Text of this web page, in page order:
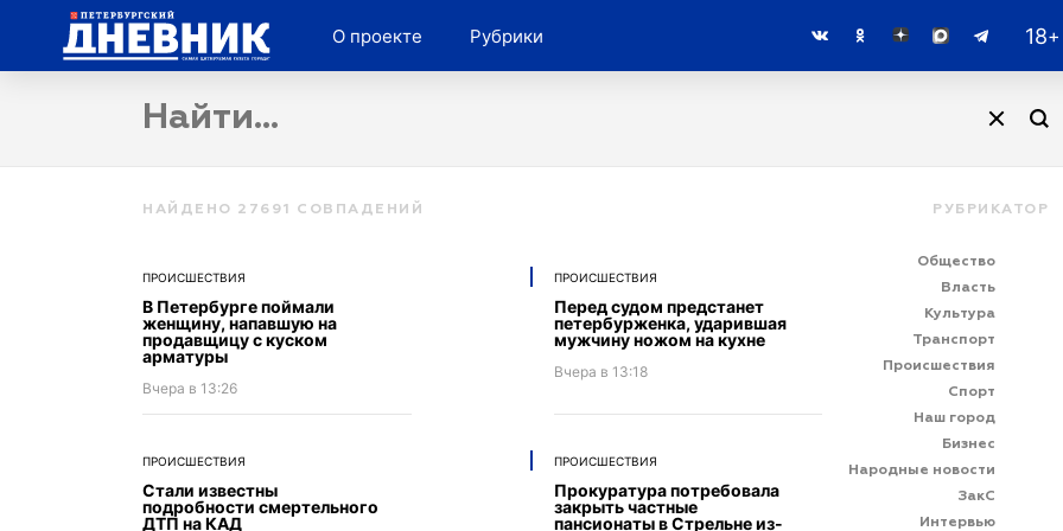
О проекте Рубрики 18
Рубрики Общество Власть Культура Спорт Пресс-релизы
НАЙДЕНО 27691 СОВПАДЕНИЙ
ПРОИСШЕСТВИЯ
В Петербурге поймали
женщину, напавшую на
продавщицу с куском
арматуры
Вчера в 13:26
ПРОИСШЕСТВИЯ
Перед судом предстанет
петербурженка, ударившая
мужчину ножом на кухне
Вчера в 13:18
ПРОИСШЕСТВИЯ
Стали известны
подробности смертельного
ДТП на КАД
ПРОИСШЕСТВИЯ
Прокуратура потребовала
закрыть частные
пансионаты в Стрельне из-
РУБРИКАТОР
Общество
Власть
Культура
Транспорт
Происшествия
Спорт
Наш город
Бизнес
Народные новости
ЗакС
Интервью